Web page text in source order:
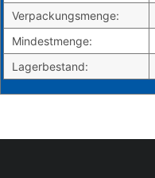
Verpackungsmenge:
Mindestmenge:
Lagerbestand: